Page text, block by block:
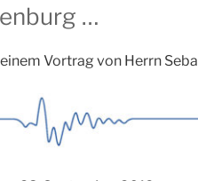
…
Vortrag von Herrn